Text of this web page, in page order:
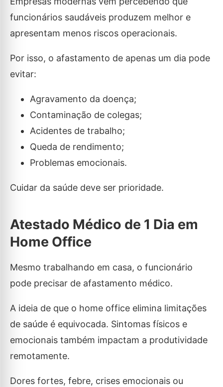
funcionários saudáveis produzem melhor e
apresentam menos riscos operacionais.
Por isso, o afastamento de apenas um dia pode
evitar:
Agravamento da doença;
Contaminação de colegas;
Acidentes de trabalho;
Queda de rendimento;
Problemas emocionais.
Cuidar da saúde deve ser prioridade.
Atestado Médico de 1 Dia em
Home Office
Mesmo trabalhando em casa, o funcionário
pode precisar de afastamento médico.
A ideia de que o home office elimina limitações
de saúde é equivocada. Sintomas físicos e
emocionais também impactam a produtividade
remotamente.
Dores fortes, febre, crises emocionais ou